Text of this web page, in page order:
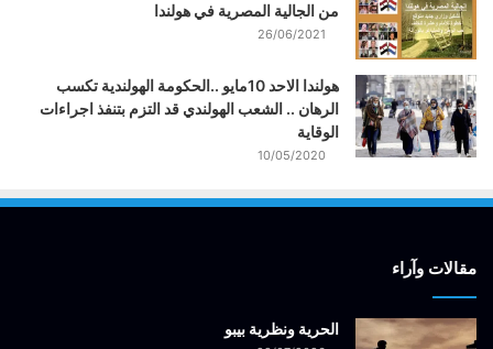
من الجالية المصرية في هولندا
26/06/2021
هولندا الاحد 10مايو ..الحكومة الهولندية تكسب
الرهان .. الشعب الهولندي قد التزم بتنفذ اجراءات
الوقاية
10/05/2020
مقالات وآراء
الحرية ونظرية بيبو